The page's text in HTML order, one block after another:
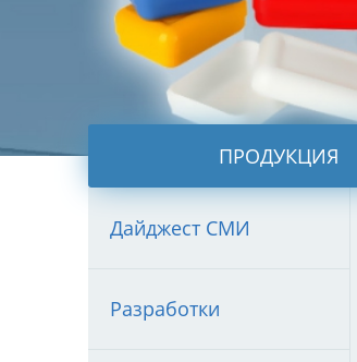
ПРОДУКЦИЯ
Дайджест СМИ
Разработки